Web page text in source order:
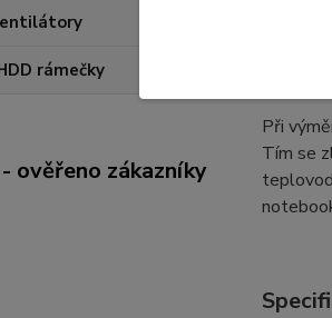
rámečky
ověřeno zákazníky
Při
Tím se